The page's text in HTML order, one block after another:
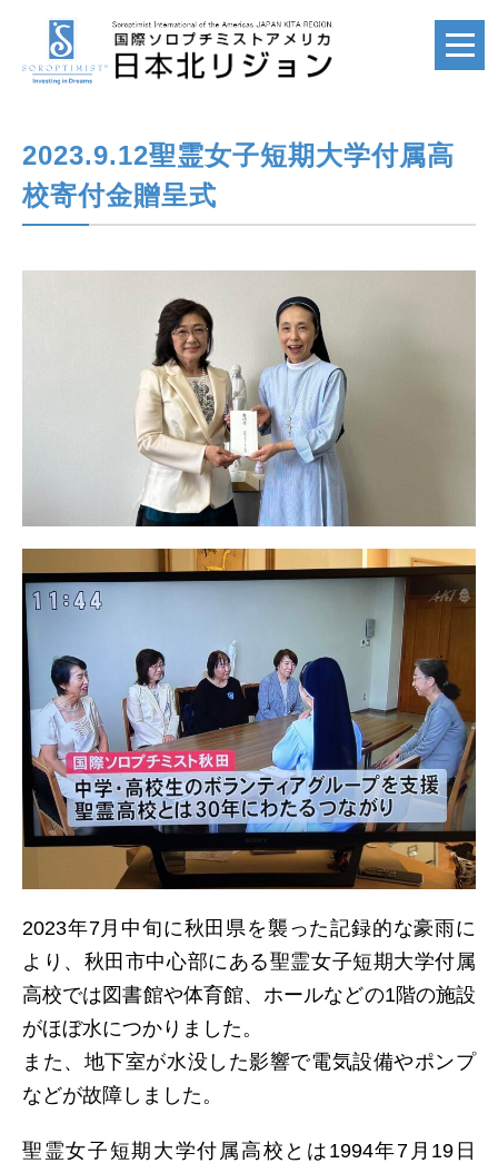
ホーム
国際ソロプチミスト
アメリカ
SIA
日本北リジョン
JAPAN KITA
リンク
LINK
お問い合わせ
CONTACT
会員専用
2023.9.12聖霊女子短期大学付属高
校寄付金贈呈式
2023年7月中旬に秋田県を襲った記録的な豪雨に
より、秋田市中心部にある聖霊女子短期大学付属
高校では図書館や体育館、ホールなどの1階の施設
がほぼ水につかりました。
また、地下室が水没した影響で電気設備やポンプ
などが故障しました。
聖霊女子短期大学付属高校とは1994年7月19日